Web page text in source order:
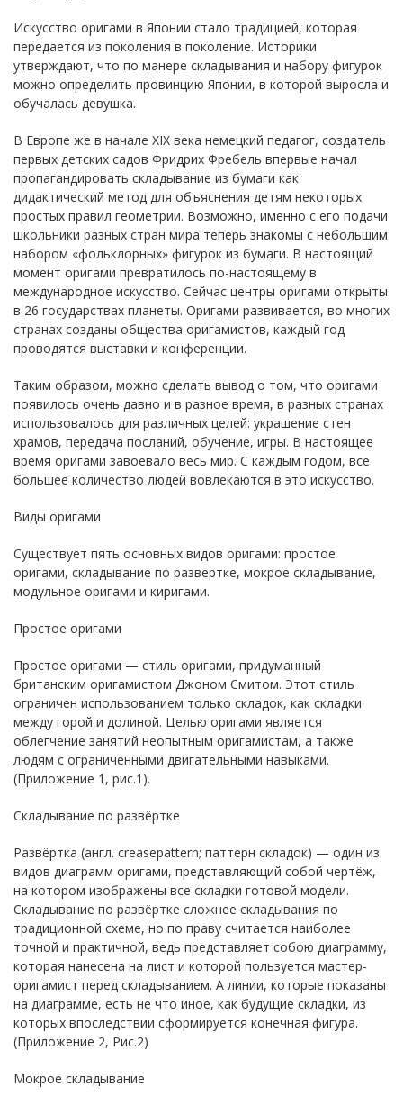
Искусство оригами в Японии стало традицией, которая
передается из поколения в поколение. Историки
утверждают, что по манере складывания и набору фигурок
можно определить провинцию Японии, в которой выросла и
обучалась девушка.
В Европе же в начале XIX века немецкий педагог, создатель
первых детских садов Фридрих Фребель впервые начал
пропагандировать складывание из бумаги как
дидактический метод для объяснения детям некоторых
простых правил геометрии. Возможно, именно с его подачи
школьники разных стран мира теперь знакомы с небольшим
набором «фольклорных» фигурок из бумаги. В настоящий
момент оригами превратилось по-настоящему в
международное искусство. Сейчас центры оригами открыты
в 26 государствах планеты. Оригами развивается, во многих
странах созданы общества оригамистов, каждый год
проводятся выставки и конференции.
Таким образом, можно сделать вывод о том, что оригами
появилось очень давно и в разное время, в разных странах
использовалось для различных целей: украшение стен
храмов, передача посланий, обучение, игры. В настоящее
время оригами завоевало весь мир. С каждым годом, все
большее количество людей вовлекаются в это искусство.
Виды оригами
Существует пять основных видов оригами: простое
оригами, складывание по развертке, мокрое складывание,
модульное оригами и киригами.
Простое оригами
Простое оригами — стиль оригами, придуманный
британским оригамистом Джоном Смитом. Этот стиль
ограничен использованием только складок, как складки
между горой и долиной. Целью оригами является
облегчение занятий неопытным оригамистам, а также
людям с ограниченными двигательными навыками.
(Приложение 1, рис.1).
Складывание по развёртке
Развёртка (англ. creasepattern; паттерн складок) — один из
видов диаграмм оригами, представляющий собой чертёж,
на котором изображены все складки готовой модели.
Складывание по развёртке сложнее складывания по
традиционной схеме, но по праву считается наиболее
точной и практичной, ведь представляет собою диаграмму,
которая нанесена на лист и которой пользуется мастер-
оригамист перед складыванием. А линии, которые показаны
на диаграмме, есть не что иное, как будущие складки, из
которых впоследствии сформируется конечная фигура.
(Приложение 2, Рис.2)
Мокрое складывание